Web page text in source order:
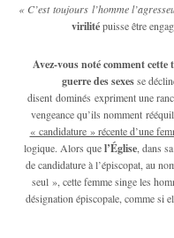
« C’est toujours l’homme
virilitépuisse être
Avez-vous noté comment
guerre des sexesse
disent dominés expriment une
vengeance qu’ils nomment
« candidature » récente d’une
logique. Alors quel’Église, dans
de candidature à l’épiscopat, au
seul », cette femme singe les
désignation épiscopale, comme si